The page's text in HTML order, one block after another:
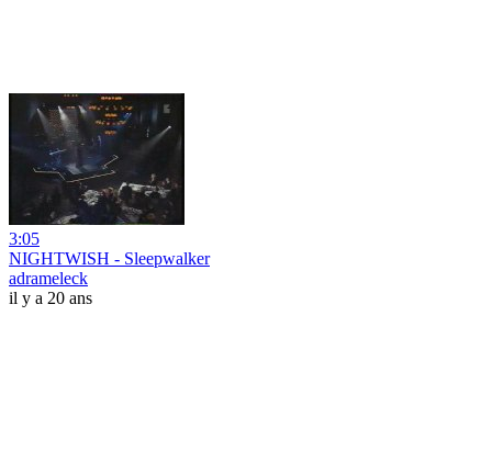
3:05
NIGHTWISH - Sleepwalker
adrameleck
il y a 20 ans